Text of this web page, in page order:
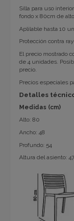
Silla para uso
fondo x 80cm de
Aplilable hasta 10
Protección contra
El precio mostrado
de 4 unidades.
precio.
Precios especiales
Detalles
Medidas (cm)
Alto: 80
Ancho: 48
Profundo: 54
Altura del asiento: